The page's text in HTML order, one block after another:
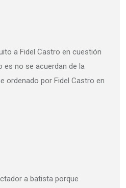
a Fidel Castro en cuestión
es no se acuerdan de la
ordenado por Fidel Castro en
a batista porque